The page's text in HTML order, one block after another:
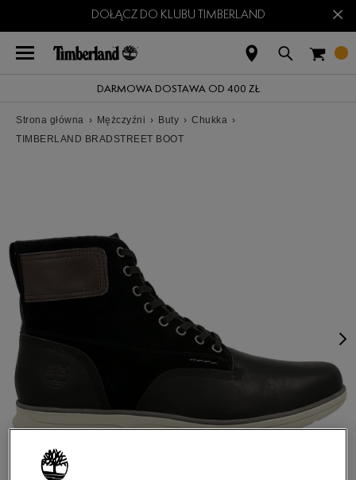
DOŁĄCZ DO KLUBU TIMBERLAND ×
DARMOWA DOSTAWA OD 400 ZŁ
Strona główna › Mężczyźni › Buty › Chukka ›
TIMBERLAND BRADSTREET BOOT